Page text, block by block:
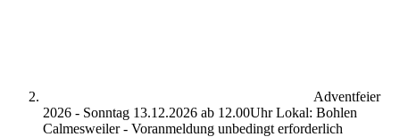
Adventfeier
2026 - Sonntag 13.12.2026 ab 12.00Uhr Lokal: Bohlen
Calmesweiler - Voranmeldung unbedingt erforderlich